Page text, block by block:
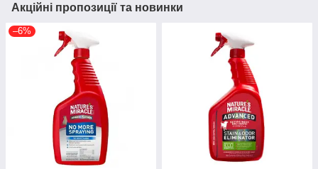
Акційні пропозиції та новинки
–6%